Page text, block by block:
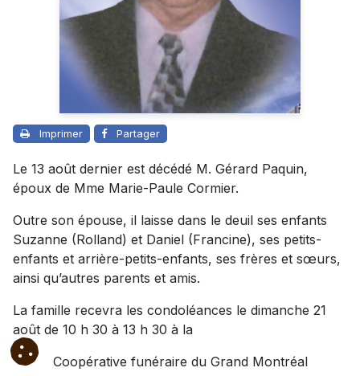
Imprimer Partager
Le 13 août dernier est décédé M. Gérard Paquin,
époux de Mme Marie-Paule Cormier.
Outre son épouse, il laisse dans le deuil ses enfants
Suzanne (Rolland) et Daniel (Francine), ses petits-
enfants et arrière-petits-enfants, ses frères et sœurs,
ainsi qu’autres parents et amis.
La famille recevra les condoléances le dimanche 21
août de 10 h 30 à 13 h 30 à la
Coopérative funéraire du Grand Montréal